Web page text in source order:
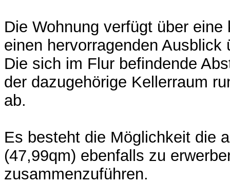
Die Wohnung verfügt über
einen hervorragenden Ausblick
Die sich im Flur befindende
der dazugehörige Kellerraum
ab.
Es besteht die Möglichkeit die
(47,99qm) ebenfalls zu
zusammenzuführen.